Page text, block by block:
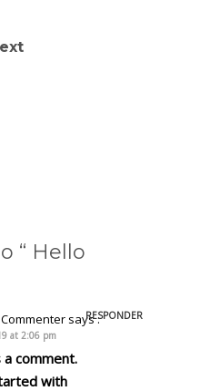
“ Hello
says :RESPONDER
at 2:06 pm
a comment.
with